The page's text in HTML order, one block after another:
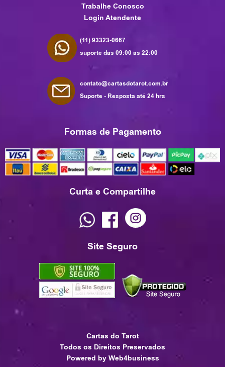
Trabalhe Conosco
Login Atendente
(11) 93323-0667
suporte das 09:00 as 22:00
contato@cartasdotarot.com.br
Suporte - Resposta até 24 hrs
Formas de Pagamento
Curta e Compartilhe
Site Seguro
Cartas do Tarot
Todos os Direitos Preservados
Powered by Web4business